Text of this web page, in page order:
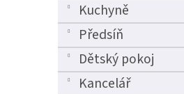
Kuchyně
Předsíň
Dětský pokoj
Kancelář